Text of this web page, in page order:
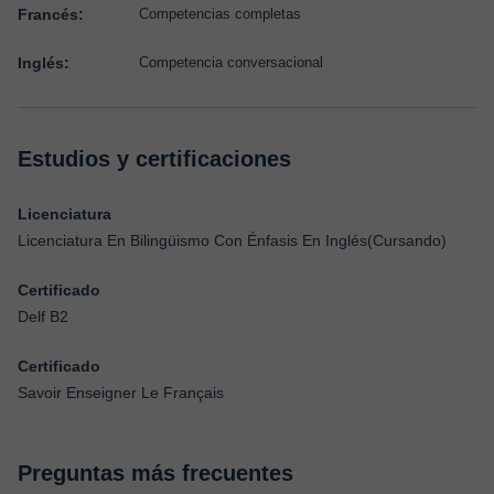
Francés: Competencias completas
Inglés: Competencia conversacional
Estudios y certificaciones
Licenciatura
Licenciatura En Bilingüismo Con Énfasis En Inglés(Cursando)
Certificado
Delf B2
Certificado
Savoir Enseigner Le Français
Preguntas más frecuentes